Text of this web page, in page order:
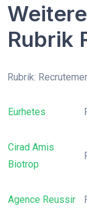
Rubrik
Rubrik:
Eurhetes
Cirad Amis
Biotrop
Agence Reussir